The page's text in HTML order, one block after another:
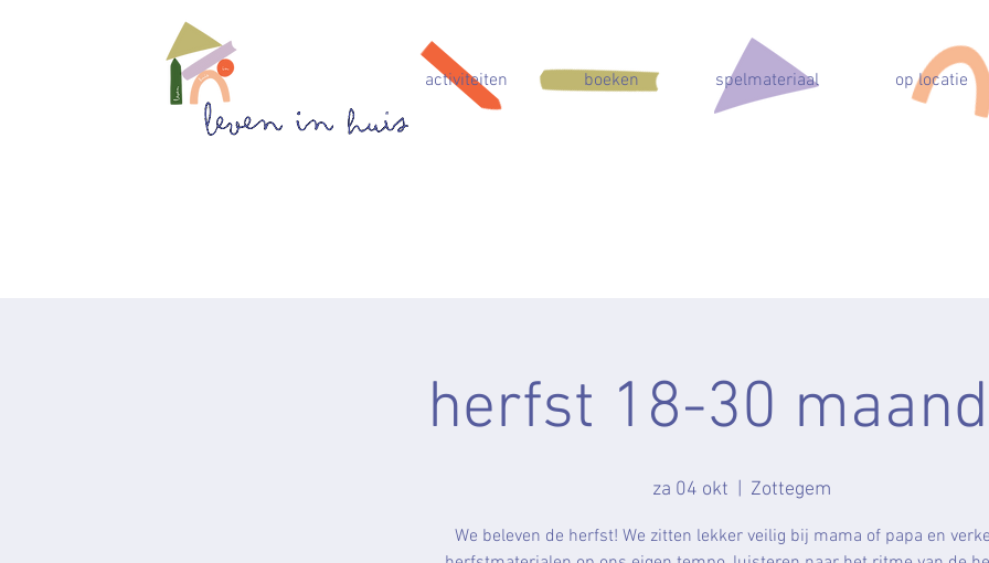
activiteiten boeken spelmateriaal op locatie
herfst 18-30
za 04 okt Zottegem
We beleven de herfst! We zitten lekker veilig bij mama of papa en